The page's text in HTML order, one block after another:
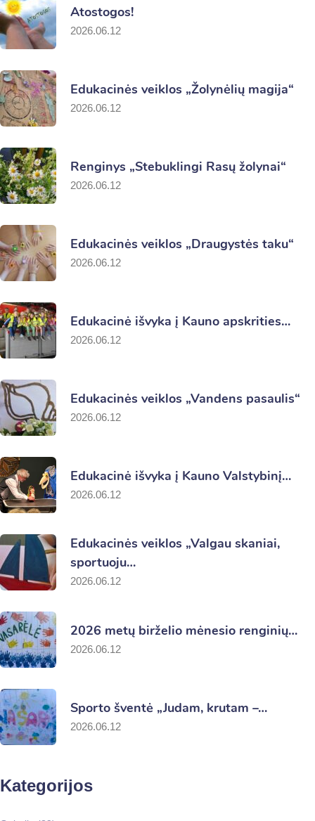
Atostogos!
2026.06.12
Edukacinės veiklos „Žolynėlių magija“
2026.06.12
Renginys „Stebuklingi Rasų žolynai“
2026.06.12
Edukacinės veiklos „Draugystės taku“
2026.06.12
Edukacinė išvyka į Kauno apskrities…
2026.06.12
Edukacinės veiklos „Vandens pasaulis“
2026.06.12
Edukacinė išvyka į Kauno Valstybinį…
2026.06.12
Edukacinės veiklos „Valgau skaniai,
sportuoju…
2026.06.12
2026 metų birželio mėnesio renginių…
2026.06.12
Sporto šventė „Judam, krutam –…
2026.06.12
Kategorijos